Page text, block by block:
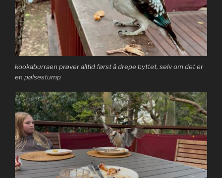
kookaburraen prøver alltid først å drepe byttet, selv om det er
en pølsestump